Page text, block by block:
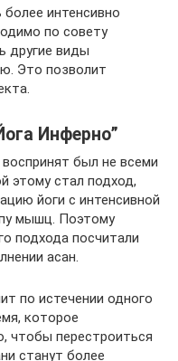
интенсивно
по совету
другие виды
Это позволит
Инферно”
был не всеми
этому стал подход,
йоги с интенсивной
мышц. Поэтому
подхода посчитали
асан.
по истечении одного
которое
чтобы перестроиться
станут более